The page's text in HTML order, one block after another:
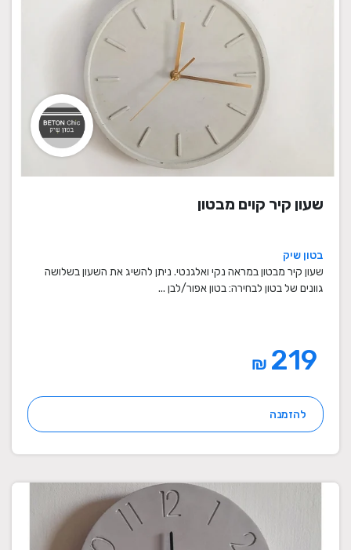
שעון קיר קוים מבטון
בטון שיק
שעון קיר מבטון במראה נקי ואלגנטי. ניתן להשיג את השעון בשלושה
גוונים של בטון לבחירה: בטון אפור/לבן ...
₪
להזמנה